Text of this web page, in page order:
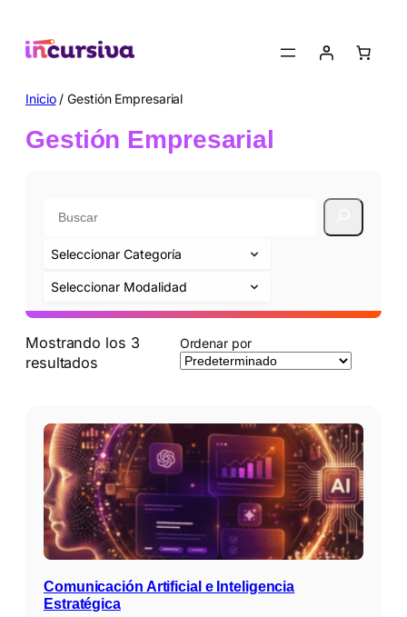
contenido
Inicio/ Gestión Empresarial
Gestión Empresarial
Categorías
de
producto
Modalidades
Mostrando los 3
resultados
Ordenar por
Comunicación Artificial e Inteligencia
Estratégica